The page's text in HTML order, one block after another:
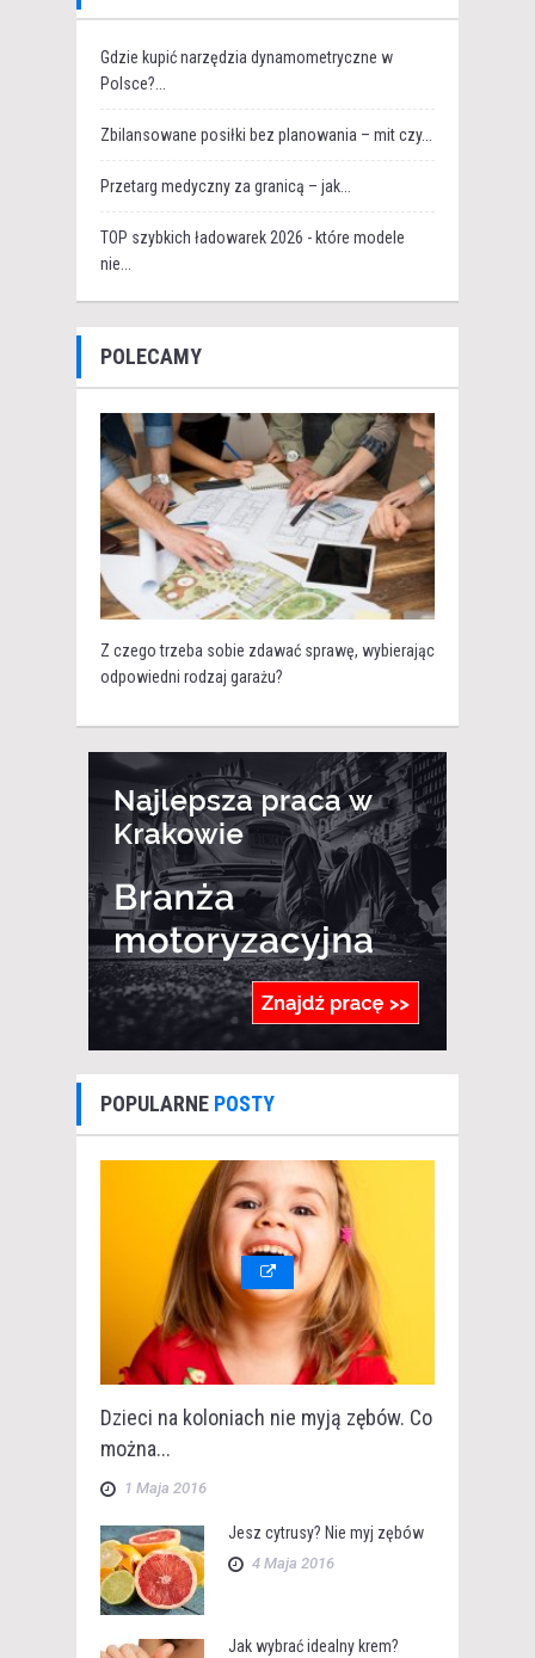
Gdzie kupić narzędzia dynamometryczne w
Polsce?...
Zbilansowane posiłki bez planowania – mit czy...
Przetarg medyczny za granicą – jak...
TOP szybkich ładowarek 2026 - które modele
nie...
POLECAMY
Z czego trzeba sobie zdawać sprawę, wybierając
odpowiedni rodzaj garażu?
POPULARNE POSTY
Dzieci na koloniach nie myją zębów. Co
można...
1 Maja 2016
Jesz cytrusy? Nie myj zębów
4 Maja 2016
Jak wybrać idealny krem?